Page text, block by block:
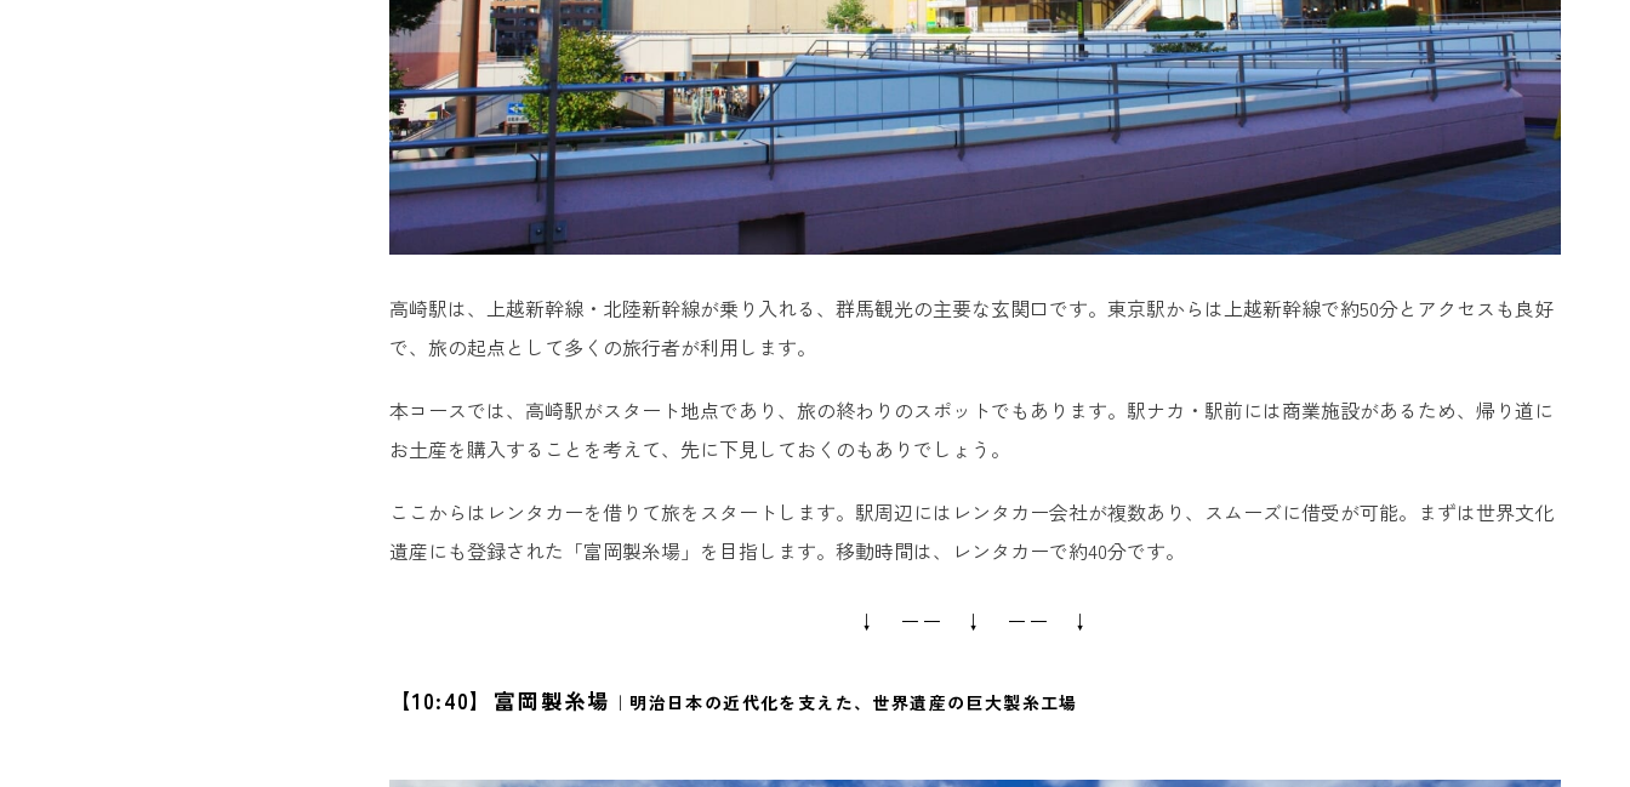
高崎駅は、上越新幹線・北陸新幹線が乗り入れる、群馬観光の主要な玄関口です。東京駅からは上越新幹線で約50分とアクセスも良好
で、旅の起点として多くの旅行者が利用します。
本コースでは、高崎駅がスタート地点であり、旅の終わりのスポットでもあります。駅ナカ・駅前には商業施設があるため、帰り道に
お土産を購入することを考えて、先に下見しておくのもありでしょう。
ここからはレンタカーを借りて旅をスタートします。駅周辺にはレンタカー会社が複数あり、スムーズに借受が可能。まずは世界文化
遺産にも登録された「富岡製糸場」を目指します。移動時間は、レンタカーで約40分です。
↓ ーー ↓ ーー ↓
【10:40】富岡製糸場 ｜明治日本の近代化を支えた、世界遺産の巨大製糸工場